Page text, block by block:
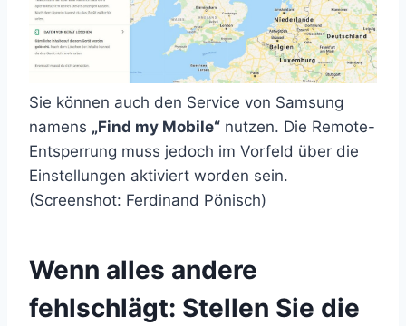
Sie können auch den Service von Samsung
namens „Find my Mobile“ nutzen. Die Remote-
Entsperrung muss jedoch im Vorfeld über die
Einstellungen aktiviert worden sein.
(Screenshot: Ferdinand Pönisch)
Wenn alles andere
fehlschlägt: Stellen Sie die